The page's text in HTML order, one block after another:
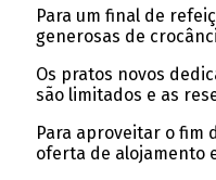
Para um final de
generosas de
Os pratos novos
são limitados e as
Para aproveitar o fim
oferta de alojamento